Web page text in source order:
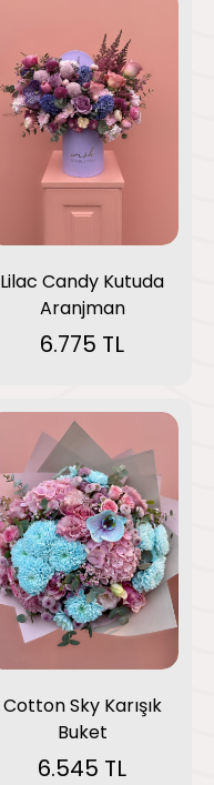
Lilac Candy Kutuda
Aranjman
6.775 TL
Cotton Sky Karışık
Buket
6.545 TL